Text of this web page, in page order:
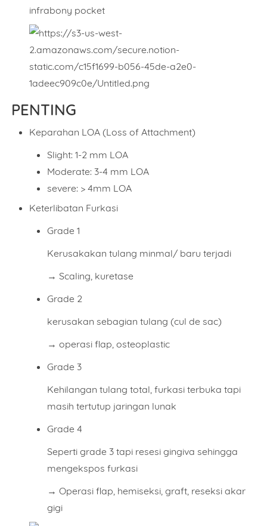
infrabony pocket
PENTING
Keparahan LOA (Loss of Attachment)
Slight: 1-2 mm LOA
Moderate: 3-4 mm LOA
severe: > 4mm LOA
Keterlibatan Furkasi
Grade 1
Kerusakakan tulang minmal/ baru terjadi
→ Scaling, kuretase
Grade 2
kerusakan sebagian tulang (cul de sac)
→ operasi flap, osteoplastic
Grade 3
Kehilangan tulang total, furkasi terbuka tapi
masih tertutup jaringan lunak
Grade 4
Seperti grade 3 tapi resesi gingiva sehingga
mengekspos furkasi
→ Operasi flap, hemiseksi, graft, reseksi akar
gigi